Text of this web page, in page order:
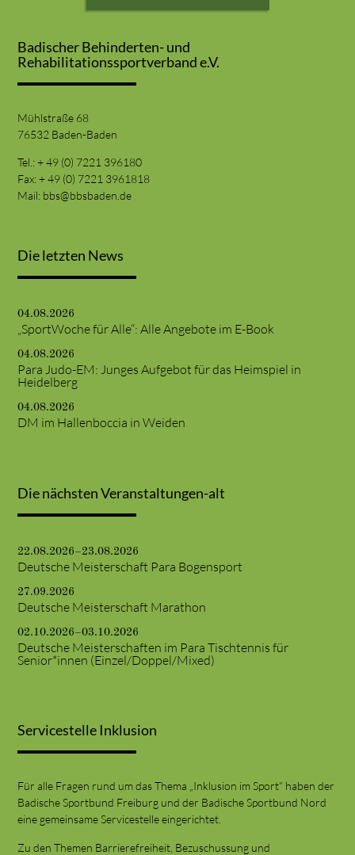
Badischer Behinderten- und
Rehabilitationssportverband e.V.
Mühlstraße 68
76532 Baden-Baden
Tel.: + 49 (0) 7221 396180
Fax: + 49 (0) 7221 3961818
Mail: bbs@bbsbaden.de
Die letzten News
04.08.2026
„SportWoche für Alle“: Alle Angebote im E-Book
04.08.2026
Para Judo-EM: Junges Aufgebot für das Heimspiel in
Heidelberg
04.08.2026
DM im Hallenboccia in Weiden
Die nächsten Veranstaltungen-alt
22.08.2026–23.08.2026
Deutsche Meisterschaft Para Bogensport
27.09.2026
Deutsche Meisterschaft Marathon
02.10.2026–03.10.2026
Deutsche Meisterschaften im Para Tischtennis für
Senior*innen (Einzel/Doppel/Mixed)
Servicestelle Inklusion
Für alle Fragen rund um das Thema „Inklusion im Sport“ haben der
Badische Sportbund Freiburg und der Badische Sportbund Nord
eine gemeinsame Servicestelle eingerichtet.
Zu den Themen Barrierefreiheit, Bezuschussung und